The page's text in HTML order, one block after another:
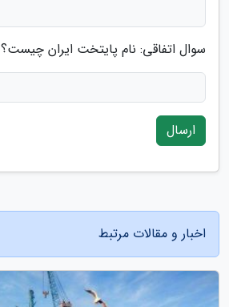
سوال اتفاقی: نام پایتخت ایران چیست؟
ارسال
اخبار و مقالات مرتبط